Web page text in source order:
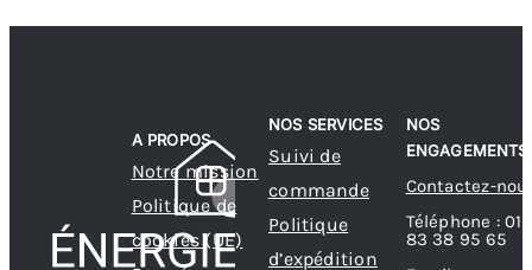
A PROPOS
Notre mission
Politique de
cookies (UE)
NOS SERVICES
Suivi de
commande
Politique
d’expédition
NOS
ENGAGEMENTS
Contactez-
Téléphone : 01
83 38 95 65